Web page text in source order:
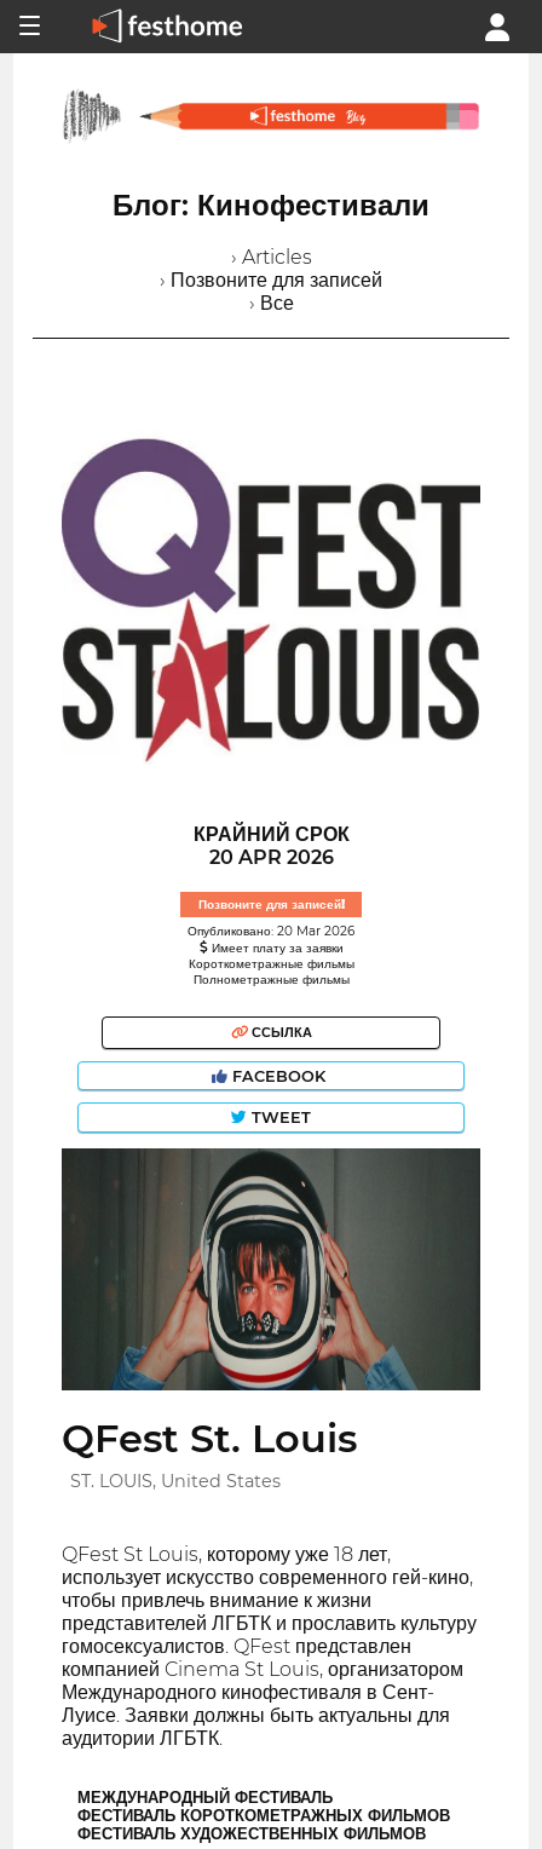
Блог: Кинофестивали
› Articles
› Позвоните для записей
› Все
КРАЙНИЙ СРОК
20 APR 2026
Позвоните для записей!
Опубликовано: 20 Mar 2026
Имеет плату за заявки
Короткометражные фильмы
Полнометражные фильмы
ССЫЛКА
FACEBOOK
TWEET
QFest St. Louis
ST. LOUIS, United States
QFest St Louis, которому уже 18 лет,
использует искусство современного гей-кино,
чтобы привлечь внимание к жизни
представителей ЛГБТК и прославить культуру
гомосексуалистов. QFest представлен
компанией Cinema St Louis, организатором
Международного кинофестиваля в Сент-
Луисе. Заявки должны быть актуальны для
аудитории ЛГБТК.
МЕЖДУНАРОДНЫЙ ФЕСТИВАЛЬ
ФЕСТИВАЛЬ КОРОТКОМЕТРАЖНЫХ ФИЛЬМОВ
ФЕСТИВАЛЬ ХУДОЖЕСТВЕННЫХ ФИЛЬМОВ